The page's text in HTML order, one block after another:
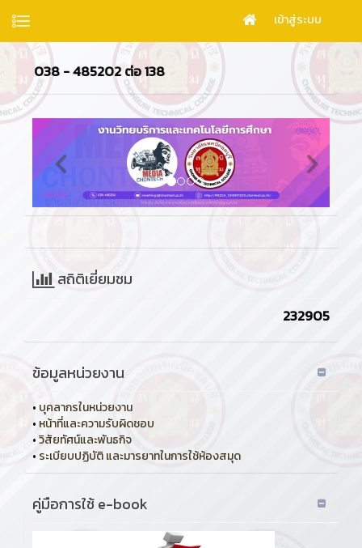
เข้าสู่ระบบ
138
สถิติเยี่ยมชม
232905
ข้อมูลหน่วยงาน
• บุคลากรในหน่วยงาน
• หน้าที่และความรับผิดชอบ
•วิสัยทัศน์และพันธกิจ
• ระเบียบปฏิบัติ และมารยาทในการใช้ห้องสมุด
คู่มือการใช้ e-book